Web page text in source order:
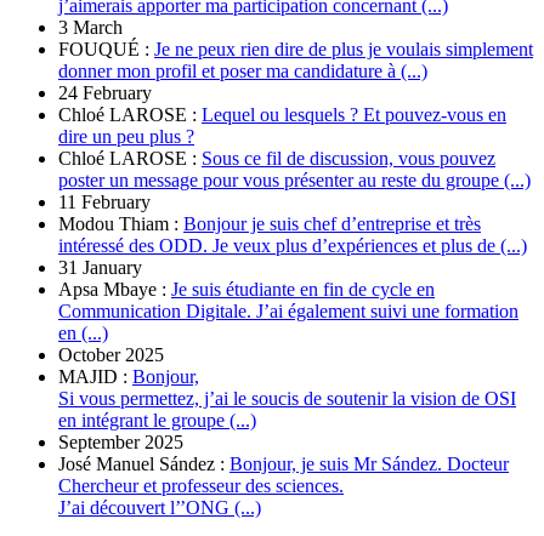
j’aimerais apporter ma participation concernant (...)
3 March
FOUQUÉ : Je ne peux rien dire de plus je voulais simplement
donner mon profil et poser ma candidature à (...)
24 February
Chloé LAROSE : Lequel ou lesquels ? Et pouvez-vous en
dire un peu plus ?
Chloé LAROSE : Sous ce fil de discussion, vous pouvez
poster un message pour vous présenter au reste du groupe (...)
11 February
Modou Thiam : Bonjour je suis chef d’entreprise et très
intéressé des ODD. Je veux plus d’expériences et plus de (...)
31 January
Apsa Mbaye : Je suis étudiante en fin de cycle en
Communication Digitale. J’ai également suivi une formation
en (...)
October 2025
MAJID : Bonjour,
Si vous permettez, j’ai le soucis de soutenir la vision de OSI
en intégrant le groupe (...)
September 2025
José Manuel Sández : Bonjour, je suis Mr Sández. Docteur
Chercheur et professeur des sciences.
J’ai découvert l’’ONG (...)